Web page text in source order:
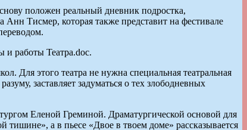
положен реальный дневник подростка,
Анн Тисмер, которая также представит на фестивале
и работы Театра.doc.
Для этого театра не нужна специальная театральная
заставляет задуматься о тех злободневных
Еленой Греминой. Драматургической основой для
тишине», а в пьесе «Двое в твоем доме» рассказывается